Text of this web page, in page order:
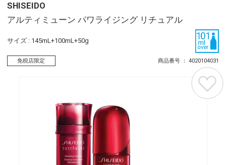
SHISEIDO
アルティミューン パワライジング リチュアル
サイズ : 145mL+100mL+50g
免税店限定 商品番号 ： 4020104031